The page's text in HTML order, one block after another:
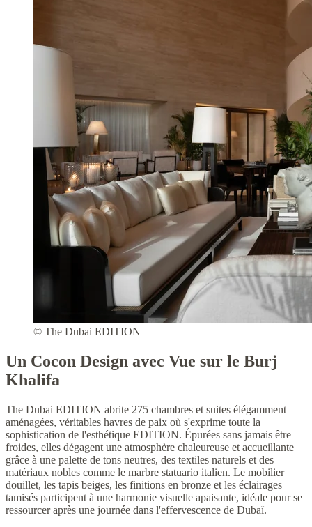
© The Dubai EDITION
Un Cocon Design avec Vue sur le Burj
Khalifa
The Dubai EDITION abrite 275 chambres et suites élégamment
aménagées, véritables havres de paix où s'exprime toute la
sophistication de l'esthétique EDITION. Épurées sans jamais être
froides, elles dégagent une atmosphère chaleureuse et accueillante
grâce à une palette de tons neutres, des textiles naturels et des
matériaux nobles comme le marbre statuario italien. Le mobilier
douillet, les tapis beiges, les finitions en bronze et les éclairages
tamisés participent à une harmonie visuelle apaisante, idéale pour se
ressourcer après une journée dans l'effervescence de Dubaï.